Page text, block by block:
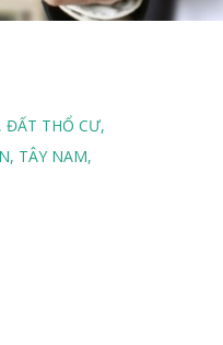
ĐẤT THỔ CƯ
TÂY NAM